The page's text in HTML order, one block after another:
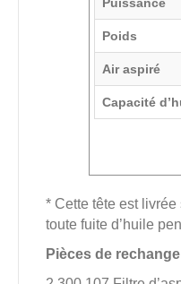
Puissance
Poids
Air aspiré
Capacité
* Cette tête est livrée
toute fuite d’huile
Pièces de